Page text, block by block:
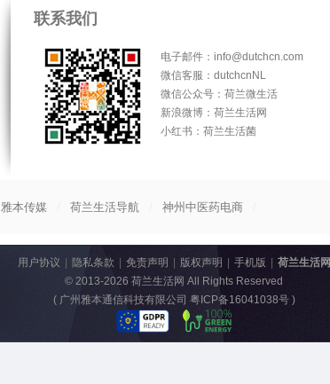
联系我们
电子邮件：info@dutchcn.com
微信客服：dutchcnNL
微信公众号：荷兰微生活
新浪微博：荷兰生活网
小红书：荷兰生活菌
雅本传媒 荷兰生活导航 神州中医药电商
用户协议 隐私条款 免责声明 版权声明 手机版
荷兰生活网
© 2013-2026 荷兰生活网 All Rights Reserved
( 广州雅本通信科技有限公司 粤ICP备16041038号)